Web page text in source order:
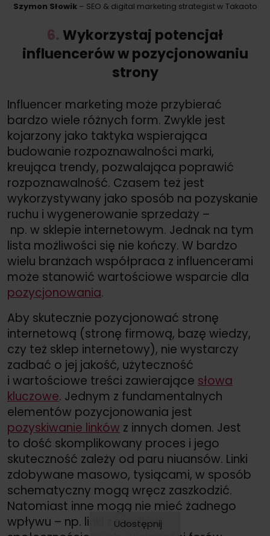
Szymon Słowik– SEO & digital marketing strategist w Takaoto
6. Wykorzystaj potencjał
influencerów w pozycjonowaniu
strony
Influencer marketing może przybierać
bardzo wiele różnych form. Zwykle jest
kojarzony jako taktyka wspierająca
budowanie rozpoznawalności marki,
kreująca trendy, pozwalająca poprawić
rozpoznawalność. Czasem też jest
wykorzystywany jako sposób na pozyskanie
ruchu i wygenerowanie sprzedaży –
np. w sklepie internetowym. Jednak na tym
lista możliwości się nie kończy. W bardzo
wielu branżach współpraca z influencerami
może stanowić wartościowe wsparcie dla
pozycjonowania.
Aby skutecznie pozycjonować stronę
internetową (stronę firmową, bazę wiedzy,
czy też sklep internetowy), nie wystarczy
zadbać o jej jakość, użyteczność
i wartościowe treści zawierające słowa
kluczowe. Jednym z fundamentalnych
elementów pozycjonowania jest
pozyskiwanie linków z innych domen. Jest
to dość skomplikowany proces i jego
skuteczność zależy od paru niuansów. Linki
zdobywane masowo, tysiącami, w sposób
schematyczny mogą wręcz zaszkodzić.
Natomiast inne mogą nie mieć żadnego
wpływu – np. linki z mediów
Udostępnij